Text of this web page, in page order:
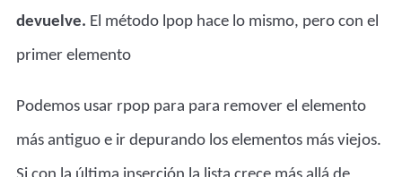
devuelve. El método lpop hace lo mismo, pero con el
primer elemento
Podemos usar rpop para para remover el elemento
más antiguo e ir depurando los elementos más viejos.